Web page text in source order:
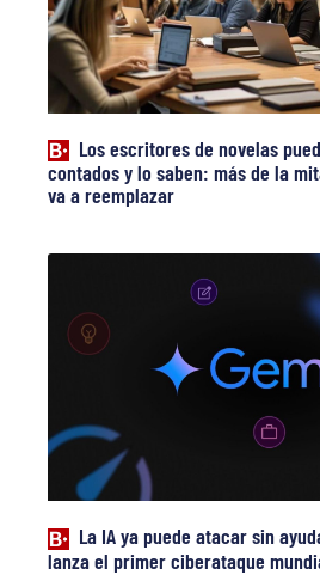
Los escritores de novelas
contados y lo saben: más de la
va a reemplazar
La IA ya puede atacar sin
lanza el primer ciberataque